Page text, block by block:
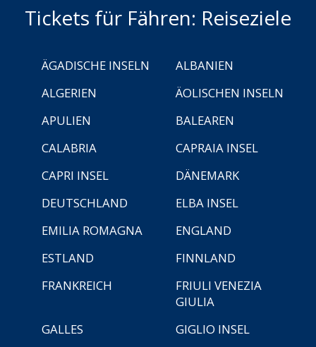
Tickets für Fähren: Reiseziele
ÄGADISCHE INSELN
ALBANIEN
ALGERIEN
ÄOLISCHEN INSELN
APULIEN
BALEAREN
CALABRIA
CAPRAIA INSEL
CAPRI INSEL
DÄNEMARK
DEUTSCHLAND
ELBA INSEL
EMILIA ROMAGNA
ENGLAND
ESTLAND
FINNLAND
FRANKREICH
FRIULI VENEZIA
GIULIA
GALLES
GIGLIO INSEL